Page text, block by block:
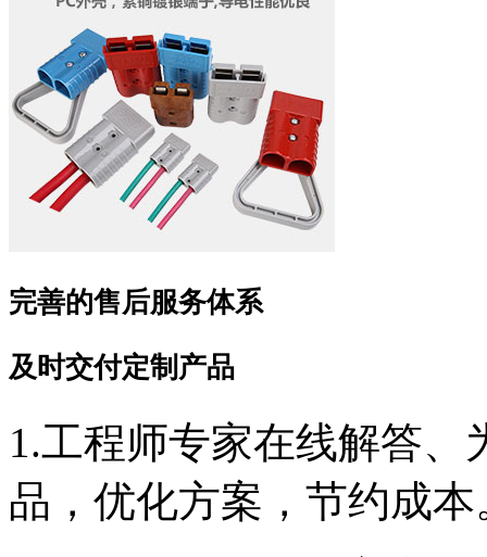
完善的售后服务体系
及时交付定制产品
1.工程师专家在线解答
品，优化方案，节约成本